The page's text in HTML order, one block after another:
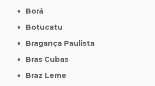
Borá
Botucatu
Bragança Paulista
Bras Cubas
Braz Leme